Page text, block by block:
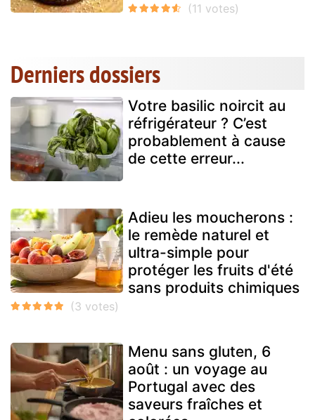
Derniers dossiers
Votre basilic noircit au
réfrigérateur ? C’est
probablement à cause
de cette erreur...
Adieu les moucherons :
le remède naturel et
ultra-simple pour
protéger les fruits d'été
sans produits chimiques
Menu sans gluten, 6
août : un voyage au
Portugal avec des
saveurs fraîches et